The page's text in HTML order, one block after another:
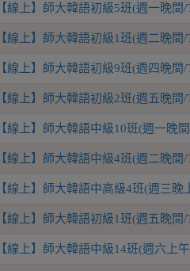
【線上】師大韓語初級5班(週一晚間
【線上】師大韓語初級1班(週二晚間
【線上】師大韓語初級9班(週四晚間
【線上】師大韓語初級2班(週五晚間
【線上】師大韓語中級10班(週一晚
【線上】師大韓語中級4班(週二晚間
【線上】師大韓語中高級4班(週三晚
【線上】師大韓語初級1班(週五晚間
【線上】師大韓語中級14班(週六上